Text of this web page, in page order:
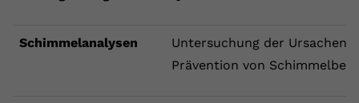
Schimmelanalysen
Untersuchung der Ursachen
Prävention von